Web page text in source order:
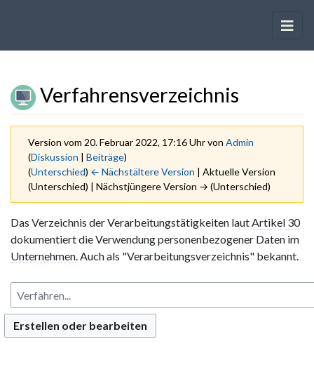
Verfahrensverzeichnis
Version vom 20. Februar 2022, 17:16 Uhr von Admin
(Diskussion | Beiträge)
(Unterschied) ← Nächstältere Version | Aktuelle Version
(Unterschied) | Nächstjüngere Version → (Unterschied)
Wechseln zu:Navigation,Suche
Das Verzeichnis der Verarbeitungstätigkeiten lautArtikel 30
dokumentiert die Verwendung personenbezogener Daten im
Unternehmen. Auch als "Verarbeitungsverzeichnis" bekannt.
Erstellen oder bearbeiten